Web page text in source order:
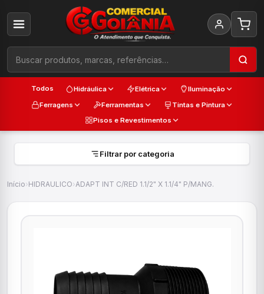
Todos Hidráulica Elétrica
Iluminação
Ferragens
Ferramentas
Tintas e Pintura
Pisos e Revestimentos
Filtrar por categoria
Início›HIDRAULICO›ADAPT INT C/RED 1.1/2" X 1.1/4" P/MANG.